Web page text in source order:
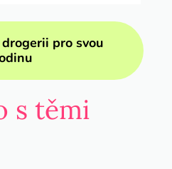
pro svou
s těmi